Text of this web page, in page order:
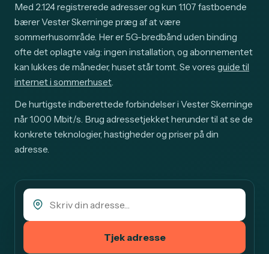
Med 2.124 registrerede adresser og kun 1.107 fastboende
bærer Vester Skerninge præg af at være
sommerhusområde. Her er 5G-bredbånd uden binding
ofte det oplagte valg: ingen installation, og abonnementet
kan lukkes de måneder, huset står tomt. Se vores guide til
internet i sommerhuset.
De hurtigste indberettede forbindelser i Vester Skerninge
når 1.000 Mbit/s. Brug adressetjekket herunder til at se de
konkrete teknologier, hastigheder og priser på din
adresse.
Tjek adresse